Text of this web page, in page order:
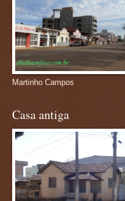
Martinho Campos
Casa antiga